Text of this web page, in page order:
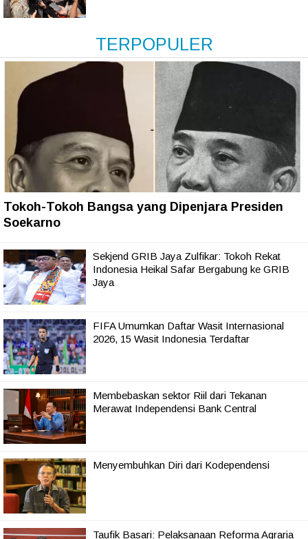
TERPOPULER
Tokoh-Tokoh Bangsa yang Dipenjara Presiden
Soekarno
Sekjend GRIB Jaya Zulfikar: Tokoh Rekat
Indonesia Heikal Safar Bergabung ke GRIB
Jaya
FIFA Umumkan Daftar Wasit Internasional
2026, 15 Wasit Indonesia Terdaftar
Membebaskan sektor Riil dari Tekanan
Merawat Independensi Bank Central
Menyembuhkan Diri dari Kodependensi
Taufik Basari: Pelaksanaan Reforma Agraria